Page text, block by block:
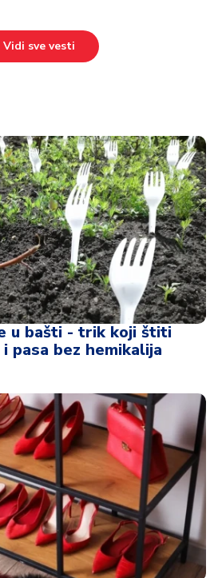
Vidi sve vesti
u bašti - trik koji štiti
pasa bez hemikalija